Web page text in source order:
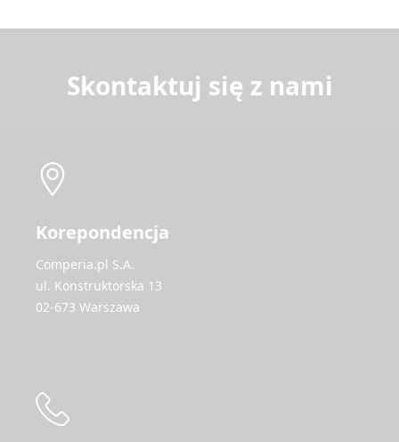
Skontaktuj się z nami
Korepondencja
Comperia.pl S.A.
ul. Konstruktorska 13
02-673 Warszawa